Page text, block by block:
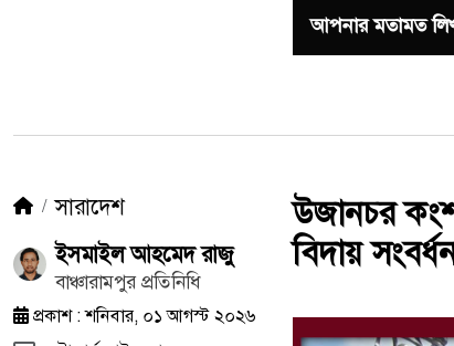
আপনার মতামত
সারাদেশ
ইসমাইল আহমেদ রাজু
বাঞ্চারামপুর প্রতিনিধি
প্রকাশ : শনিবার, ০১ আগস্ট ২০২৬
উজানচর কংশ
বিদায়